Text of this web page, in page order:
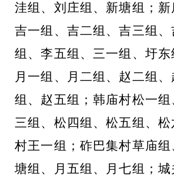
洼组、刘庄组、新塘组；
吉一组、吉二组、吉三组
组、李五组、三一组、圩东
月一组、月二组、赵二组
组、赵五组；韩庙村松一
三组、松四组、松五组、
村王一组；砟巴集村草庙
塘组、月五组、月七组；